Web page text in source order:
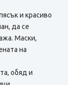
и красиво
да ce
Маски,
на
обяд и